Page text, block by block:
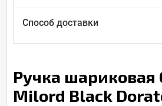
Способ доставки
Ручка шариковая
Milord Black